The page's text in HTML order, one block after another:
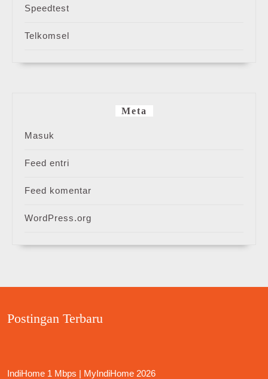
Speedtest
Telkomsel
Meta
Masuk
Feed entri
Feed komentar
WordPress.org
Postingan Terbaru
IndiHome 1 Mbps | MyIndiHome 2026